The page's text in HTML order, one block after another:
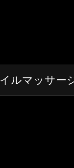
ルマッサー